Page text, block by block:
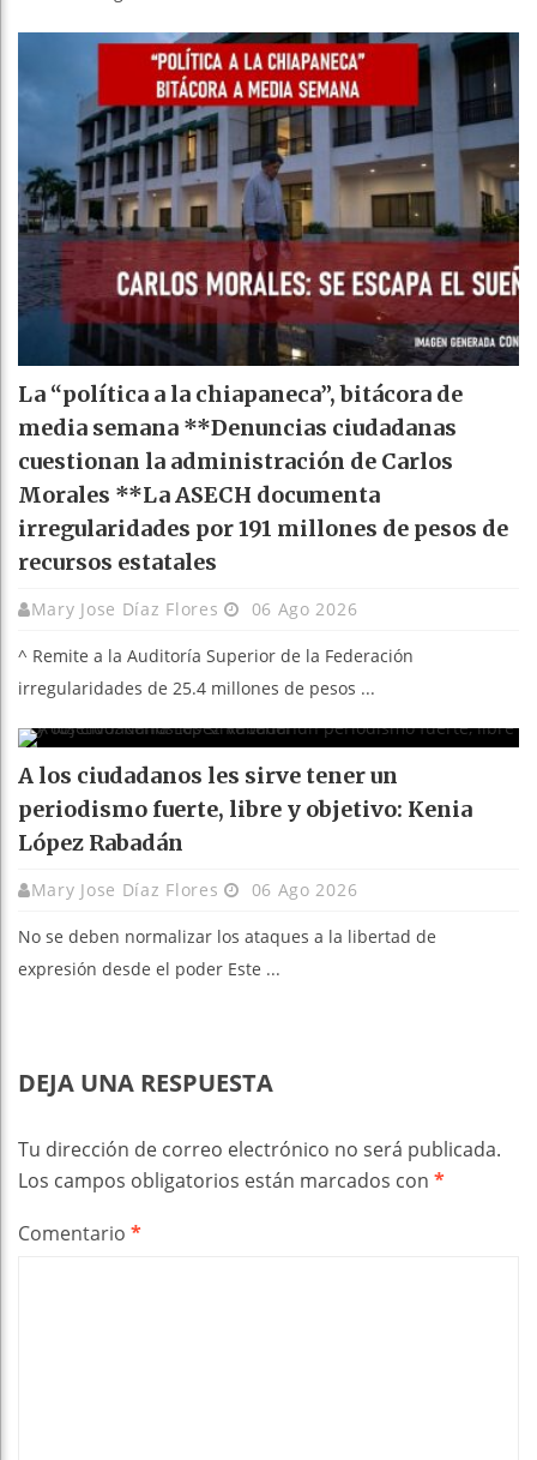
La “política a la chiapaneca”, bitácora de
media semana **Denuncias ciudadanas
cuestionan la administración de Carlos
Morales **La ASECH documenta
irregularidades por 191 millones de pesos de
recursos estatales
Mary Jose Díaz Flores 06 Ago 2026
^ Remite a la Auditoría Superior de la Federación
irregularidades de 25.4 millones de pesos ...
A los ciudadanos les sirve tener un
periodismo fuerte, libre y objetivo: Kenia
López Rabadán
Mary Jose Díaz Flores 06 Ago 2026
No se deben normalizar los ataques a la libertad de
expresión desde el poder Este ...
DEJA UNA RESPUESTA
Tu dirección de correo electrónico no será publicada.
Los campos obligatorios están marcados con *
Comentario *